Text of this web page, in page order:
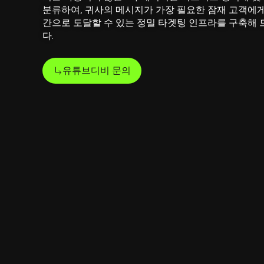
분류하여, 귀사의 메시지가 가장 필요한 잠재 고객에
간으로 도달할 수 있는 정밀 타겟팅 인프라를 구축해
다.
유튜브디비 문의